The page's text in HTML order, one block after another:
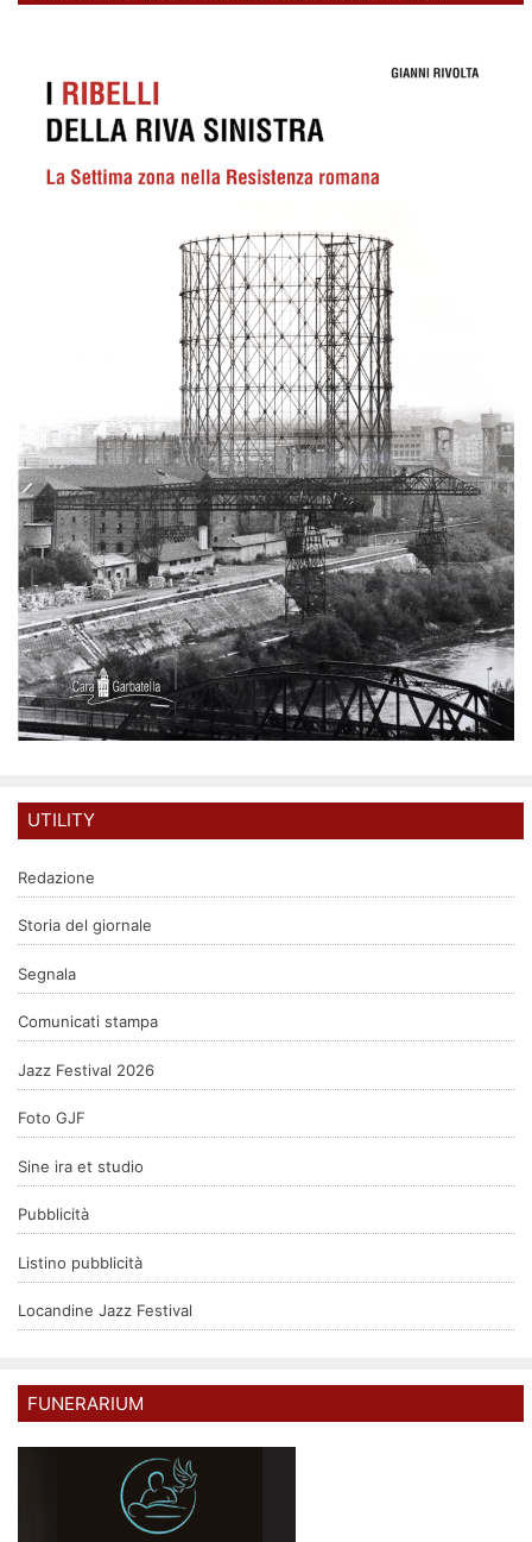
UTILITY
Redazione
Storia del giornale
Segnala
Comunicati stampa
Jazz Festival 2026
Foto GJF
Sine ira et studio
Pubblicità
Listino pubblicità
Locandine Jazz Festival
FUNERARIUM